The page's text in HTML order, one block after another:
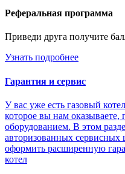
Реферальная программа
Приведи друга получите
Узнать подробнее
Гарантия и сервис
У вас уже есть газовый
которое вы нам
оборудованием. В этом
авторизованных сервисных
оформить расширенную
котел